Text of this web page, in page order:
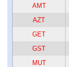
AMT
AZT
GET
GST
MUT